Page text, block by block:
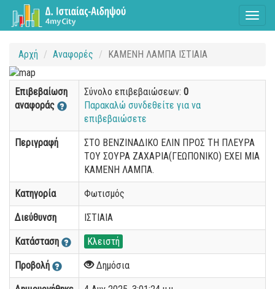
Αρχή Αναφορές ΚΑΜΕΝΗ ΛΑΜΠΑ ΙΣΤΙΑΙΑ
Επιβεβαίωση
αναφοράς
Σύνολο επιβεβαιώσεων: 0
Παρακαλώ συνδεθείτε για να
επιβεβαιώσετε
Περιγραφή
ΣΤΟ ΒΕΝΖΙΝΑΔΙΚΟ ΕΛΙΝ ΠΡΟΣ ΤΗ ΠΛΕΥΡΑ
ΤΟΥ ΣΟΥΡΑ ΖΑΧΑΡΙΑ(ΓΕΩΠΟΝΙΚΟ) ΕΧΕΙ ΜΙΑ
ΚΑΜΕΝΗ ΛΑΜΠΑ.
Κατηγορία Φωτισμός
Διεύθυνση ΙΣΤΙΑΙΑ
Κατάσταση Κλειστή
Προβολή Δημόσια